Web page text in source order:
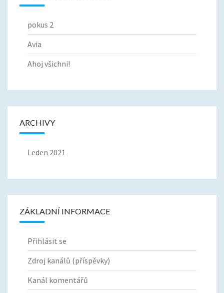
pokus 2
Avia
Ahoj všichni!
ARCHIVY
Leden 2021
ZÁKLADNÍ INFORMACE
Přihlásit se
Zdroj kanálů (příspěvky)
Kanál komentářů